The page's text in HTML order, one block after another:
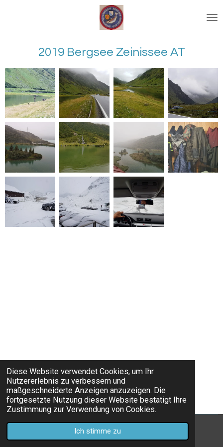
Diese Website verwendet Cookies, um Ihr
Nutzererlebnis zu verbessern und
maßgeschneiderte Anzeigen anzuzeigen. Die
fortgesetzte Nutzung dieser Website bestätigt Ihre
Zustimmung zur Verwendung von Cookies.
Ich stimme zu
2019 Bergsee Zeinissee AT
© 2021 - 2026 Sportfischerverein Zürcher Oberland